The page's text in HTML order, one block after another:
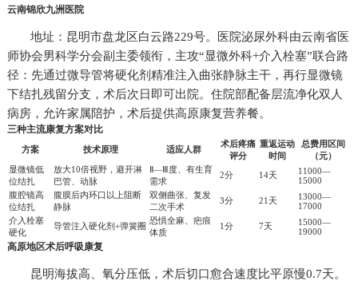
云南锦欣九洲医院
地址：昆明市盘龙区白云路229号。医院泌尿外科由云南省医
师协会男科学分会副主委领衔，主攻“显微外科+介入栓塞”联合路
径：先通过微导管将硬化剂精准注入曲张静脉主干，再行显微镜
下结扎残留分支，术后次日即可出院。住院部配备层流净化双人
病房，允许家属陪护，术后提供高原康复营养餐。
三种主流康复方案对比
方案 技术原理 适应人群
术后疼痛
评分
重返运动
时间
总费用区间
（元）
显微镜低
位结扎
放大10倍视野，避开淋
巴管、动脉
Ⅱ—Ⅲ度、有生育
需求
2分 14天
11000—
15000
腹腔镜高
位结扎
腹膜后内环口以上阻断
静脉
双侧曲张、复发
二次手术
3分 21天
13000—
17000
介入栓塞
硬化
导管注入硬化剂+弹簧圈
恐惧全麻、疤痕
体质
1分 7天
15000—
19000
高原地区术后呼吸康复
昆明海拔高、氧分压低，术后切口愈合速度比平原慢0.7天。